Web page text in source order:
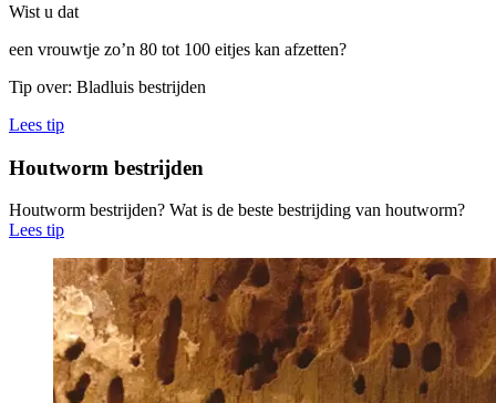
Wist u dat
een vrouwtje zo’n 80 tot 100 eitjes kan afzetten?
Tip over: Bladluis bestrijden
Lees tip
Houtworm bestrijden
Houtworm bestrijden? Wat is de beste bestrijding van houtworm?
Lees tip